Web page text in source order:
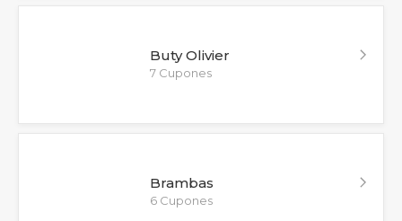
Buty Olivier
7 Cupones
Brambas
6 Cupones